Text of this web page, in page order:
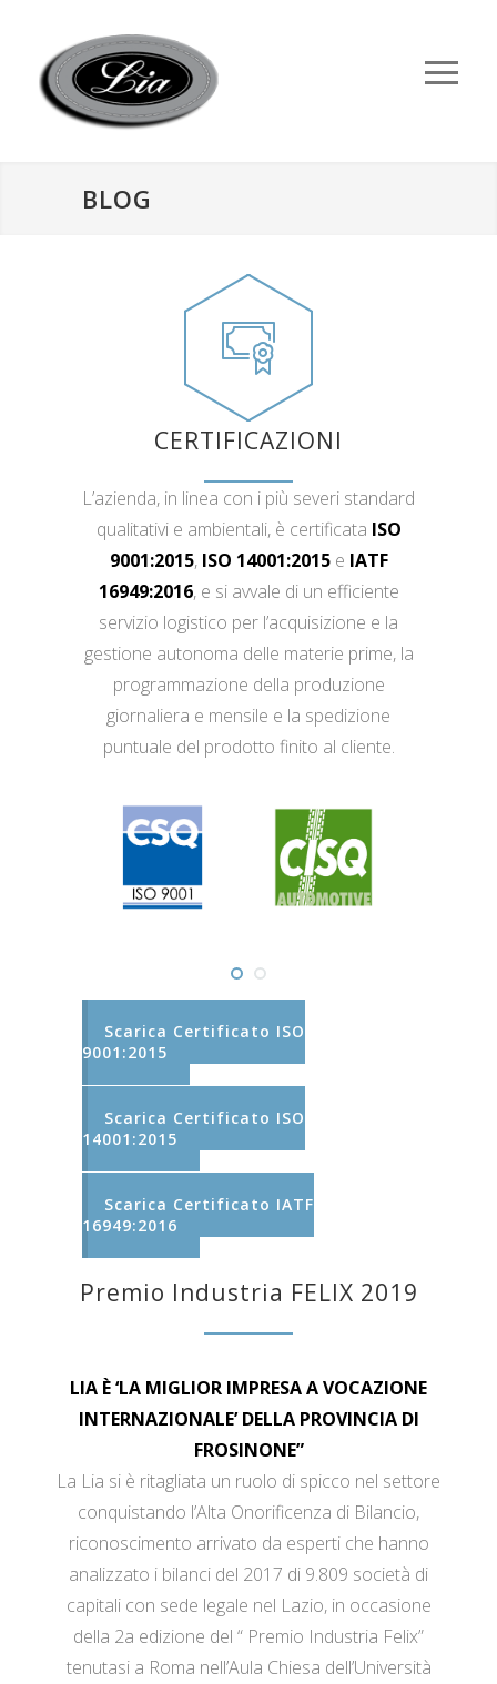
BLOG
CERTIFICAZIONI
L’azienda, in linea con i più severi standard
qualitativi e ambientali, è certificata ISO
9001:2015, ISO 14001:2015e IATF
16949:2016, e si avvale di un efficiente
servizio logistico per l’acquisizione e la
gestione autonoma delle materie prime, la
programmazione della produzione
giornaliera e mensile e la spedizione
puntuale del prodotto finito al cliente.
Scarica Certificato ISO
9001:2015
Scarica Certificato ISO
14001:2015
Scarica Certificato IATF
16949:2016
Premio Industria FELIX 2019
LIA È ‘LA MIGLIOR IMPRESA A VOCAZIONE
INTERNAZIONALE’ DELLA PROVINCIA DI
FROSINONE”
La Lia si è ritagliata un ruolo di spicco nel settore
conquistando l’Alta Onorificenza di Bilancio,
riconoscimento arrivato da esperti che hanno
analizzato i bilanci del 2017 di 9.809 società di
capitali con sede legale nel Lazio, in occasione
della 2a edizione del “ Premio Industria Felix”
tenutasi a Roma nell’Aula Chiesa dell’Università